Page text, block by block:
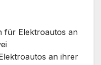
für Elektroautos an
an ihrer